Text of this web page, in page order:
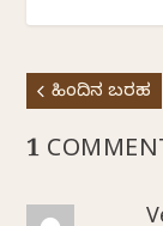
ಹಿಂದಿನ ಬರಹ
1